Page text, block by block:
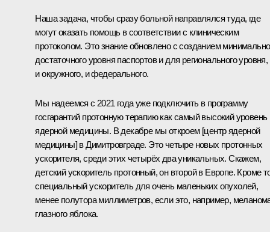
Наша задача, чтобы сразу больной направлялся туда, где
могут оказать помощь в соответствии с клиническим
протоколом. Это знание обновлено с созданием минимально
достаточного уровня паспортов и для регионального уровня,
и окружного, и федерального.
Мы надеемся с 2021 года уже подключить в программу
госгарантий протонную терапию как самый высокий уровень
ядерной медицины. В декабре мы откроем [центр ядерной
медицины] в Димитровграде. Это четыре новых протонных
ускорителя, среди этих четырёх два уникальных. Скажем,
детский ускоритель протонный, он второй в Европе. Кроме
специальный ускоритель для очень маленьких опухолей,
менее полутора миллиметров, если это, например,
глазного яблока.